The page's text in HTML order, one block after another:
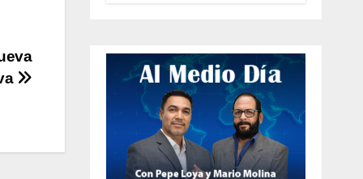
Barrenador